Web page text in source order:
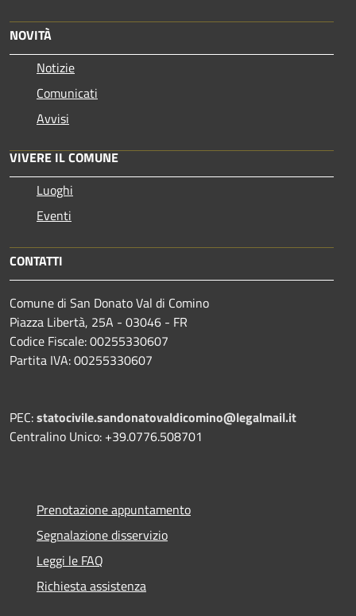
NOVITÀ
Notizie
Comunicati
Avvisi
VIVERE IL COMUNE
Luoghi
Eventi
CONTATTI
Comune di San Donato Val di Comino
Piazza Libertà, 25A - 03046 - FR
Codice Fiscale: 00255330607
Partita IVA: 00255330607
PEC:statocivile.sandonatovaldicomino@legalmail.it
Centralino Unico: +39.0776.508701
Prenotazione appuntamento
Segnalazione disservizio
Leggi le FAQ
Richiesta assistenza